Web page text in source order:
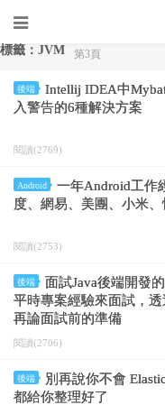
標籤：JVM 第3頁
後端
Intellij IDEA中
入警告的6種解決方案
閱讀(2769)
Android
一年Android工作
度、網易、美團、小米
閱讀(2753)
後端
面試Java後端開發
平時專案經驗來面試，
再論面試前的準備
閱讀(2706)
後端
別再說你不會
都給你整理好了